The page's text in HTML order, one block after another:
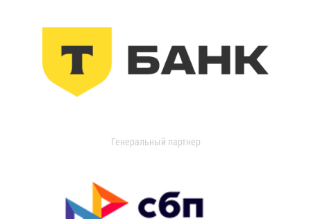
Генеральный партнер